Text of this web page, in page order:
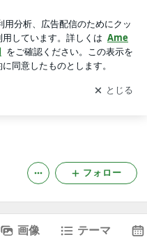
新通知
を受け取りまし
開く
フォロー
画像 テーマ